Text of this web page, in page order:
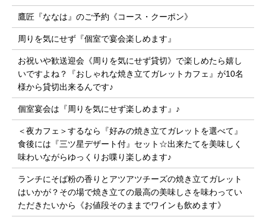
鷹匠『ななは』のご予約《コース・クーポン》
周りを気にせず『個室で宴会楽しめます』
お祝いや歓送迎会《周りを気にせず貸切》で楽しめたら嬉し
いですよね？『おしゃれな焼き立てガレットカフェ』が10名
様から貸切出来るんです♪
個室宴会は『周りを気にせず楽しめます』♪
＜夜カフェ＞するなら『好みの焼き立てガレットを選べて』
食後には『三ツ星デザート付』セット☆出来たてを美味しく
味わいながらゆっくりお喋り楽しめます♪
ランチにそば粉の香りとアツアツチーズの焼き立てガレット
はいかが？その場で焼き立ての最高の美味しさを味わってい
ただきたいから《お値段そのままでワインも飲めます》